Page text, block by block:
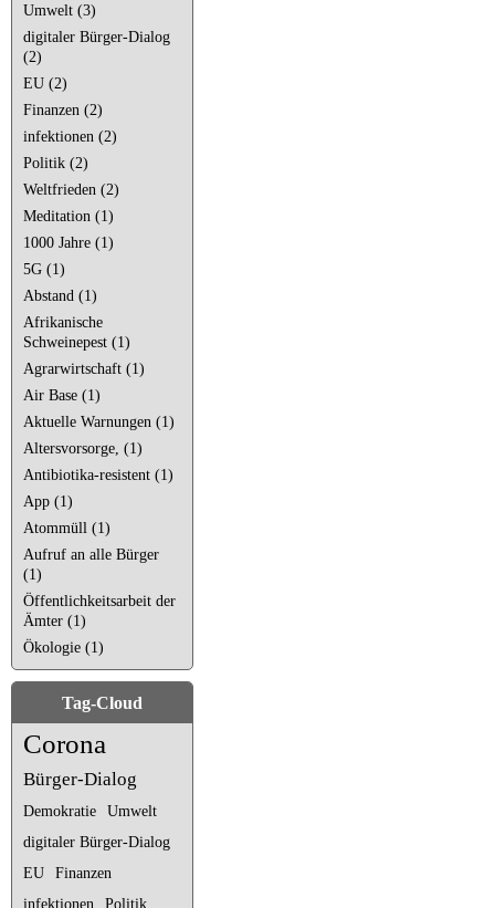
Umwelt (3)
digitaler Bürger-Dialog
(2)
EU (2)
Finanzen (2)
infektionen (2)
Politik (2)
Weltfrieden (2)
Meditation (1)
1000 Jahre (1)
5G (1)
Abstand (1)
Afrikanische
Schweinepest (1)
Agrarwirtschaft (1)
Air Base (1)
Aktuelle Warnungen (1)
Altersvorsorge, (1)
Antibiotika-resistent (1)
App (1)
Atommüll (1)
Aufruf an alle Bürger
(1)
Öffentlichkeitsarbeit der
Ämter (1)
Ökologie (1)
Tag-Cloud
Corona
Bürger-Dialog
Demokratie
Umwelt
digitaler Bürger-Dialog
EU
Finanzen
infektionen
Politik